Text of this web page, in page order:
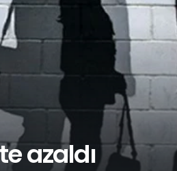
azaldı